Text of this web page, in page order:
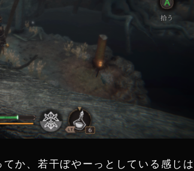
か、若干ぼやーっとしている感じは